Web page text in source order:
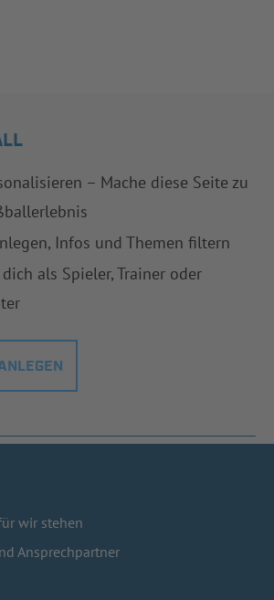
– Mache diese Seite zu
Infos und Themen filtern
als Spieler, Trainer oder
wir stehen
Ansprechpartner